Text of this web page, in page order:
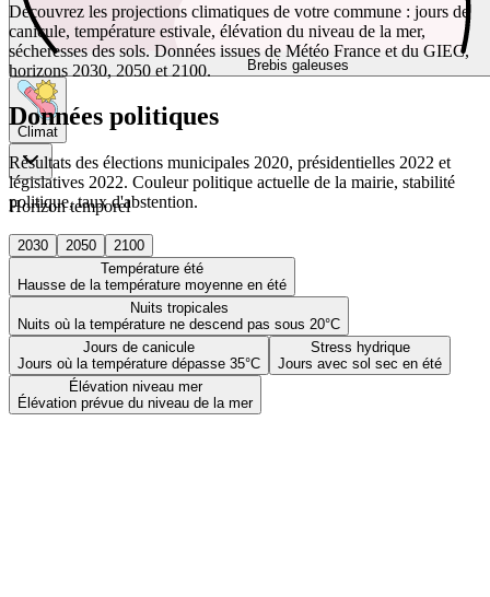
Brebis galeuses
Climat
Horizon temporel
2030 2050
2100
Température été
Hausse de la température moyenne en été
Nuits tropicales
Nuits où la température ne descend pas sous 20°C
Jours de canicule
Jours où la température dépasse 35°C
Stress hydrique
Jours avec sol sec en été
Élévation niveau mer
Élévation prévue du niveau de la mer
Découvrez les projections climatiques de votre commune : jours de
canicule, température estivale, élévation du niveau de la mer,
sécheresses des sols. Données issues de Météo France et du GIEC,
horizons 2030, 2050 et 2100.
Données politiques
Résultats des élections municipales 2020, présidentielles 2022 et
législatives 2022. Couleur politique actuelle de la mairie, stabilité
politique, taux d'abstention.